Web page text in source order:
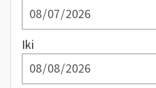
Iki